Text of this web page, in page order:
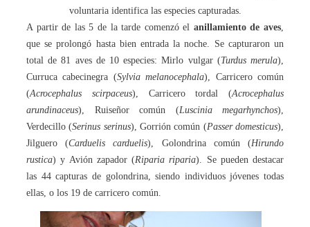
voluntaria identifica las especies capturadas.
A partir de las 5 de la tarde comenzó el anillamiento de aves
que se prolongó hasta bien entrada la noche. Se capturaron un
total de 81 aves de 10 especies: Mirlo vulgar (Turdus merula),
Curruca cabecinegra (Sylvia melanocephala), Carricero común
(Acrocephalus scirpaceus), Carricero tordal (Acrocephalus
arundinaceus), Ruiseñor común (Luscinia megarhynchos),
Verdecillo (Serinus serinus), Gorrión común (Passer domesticus),
Jilguero (Carduelis carduelis), Golondrina común (Hirundo
rustica) y Avión zapador (Riparia riparia). Se pueden destacar
las 44 capturas de golondrina, siendo individuos jóvenes todas
ellas, o los 19 de carricero común.